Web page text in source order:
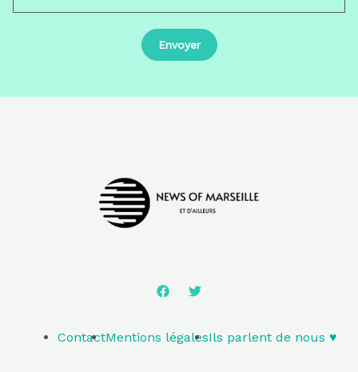
ContactMentions légalesIls parlent de nous ♥️